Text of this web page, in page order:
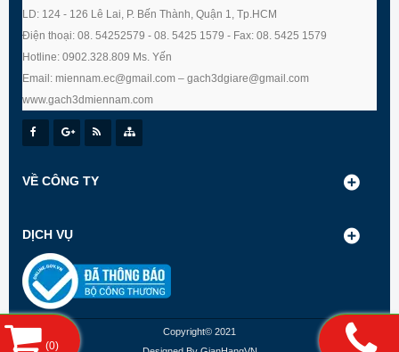
LD: 124 - 126 Lê Lai, P. Bến Thành, Quận 1, Tp.HCM
Điện thoại: 08. 54252579 - 08. 5425 1579 - Fax: 08. 5425 1579
Hotline: 0902.328.809 Ms. Yến
Email: miennam.ec@gmail.com – gach3dgiare@gmail.com
www.gach3dmiennam.com
VỀ CÔNG TY
DỊCH VỤ
Copyright© 2021
(0)